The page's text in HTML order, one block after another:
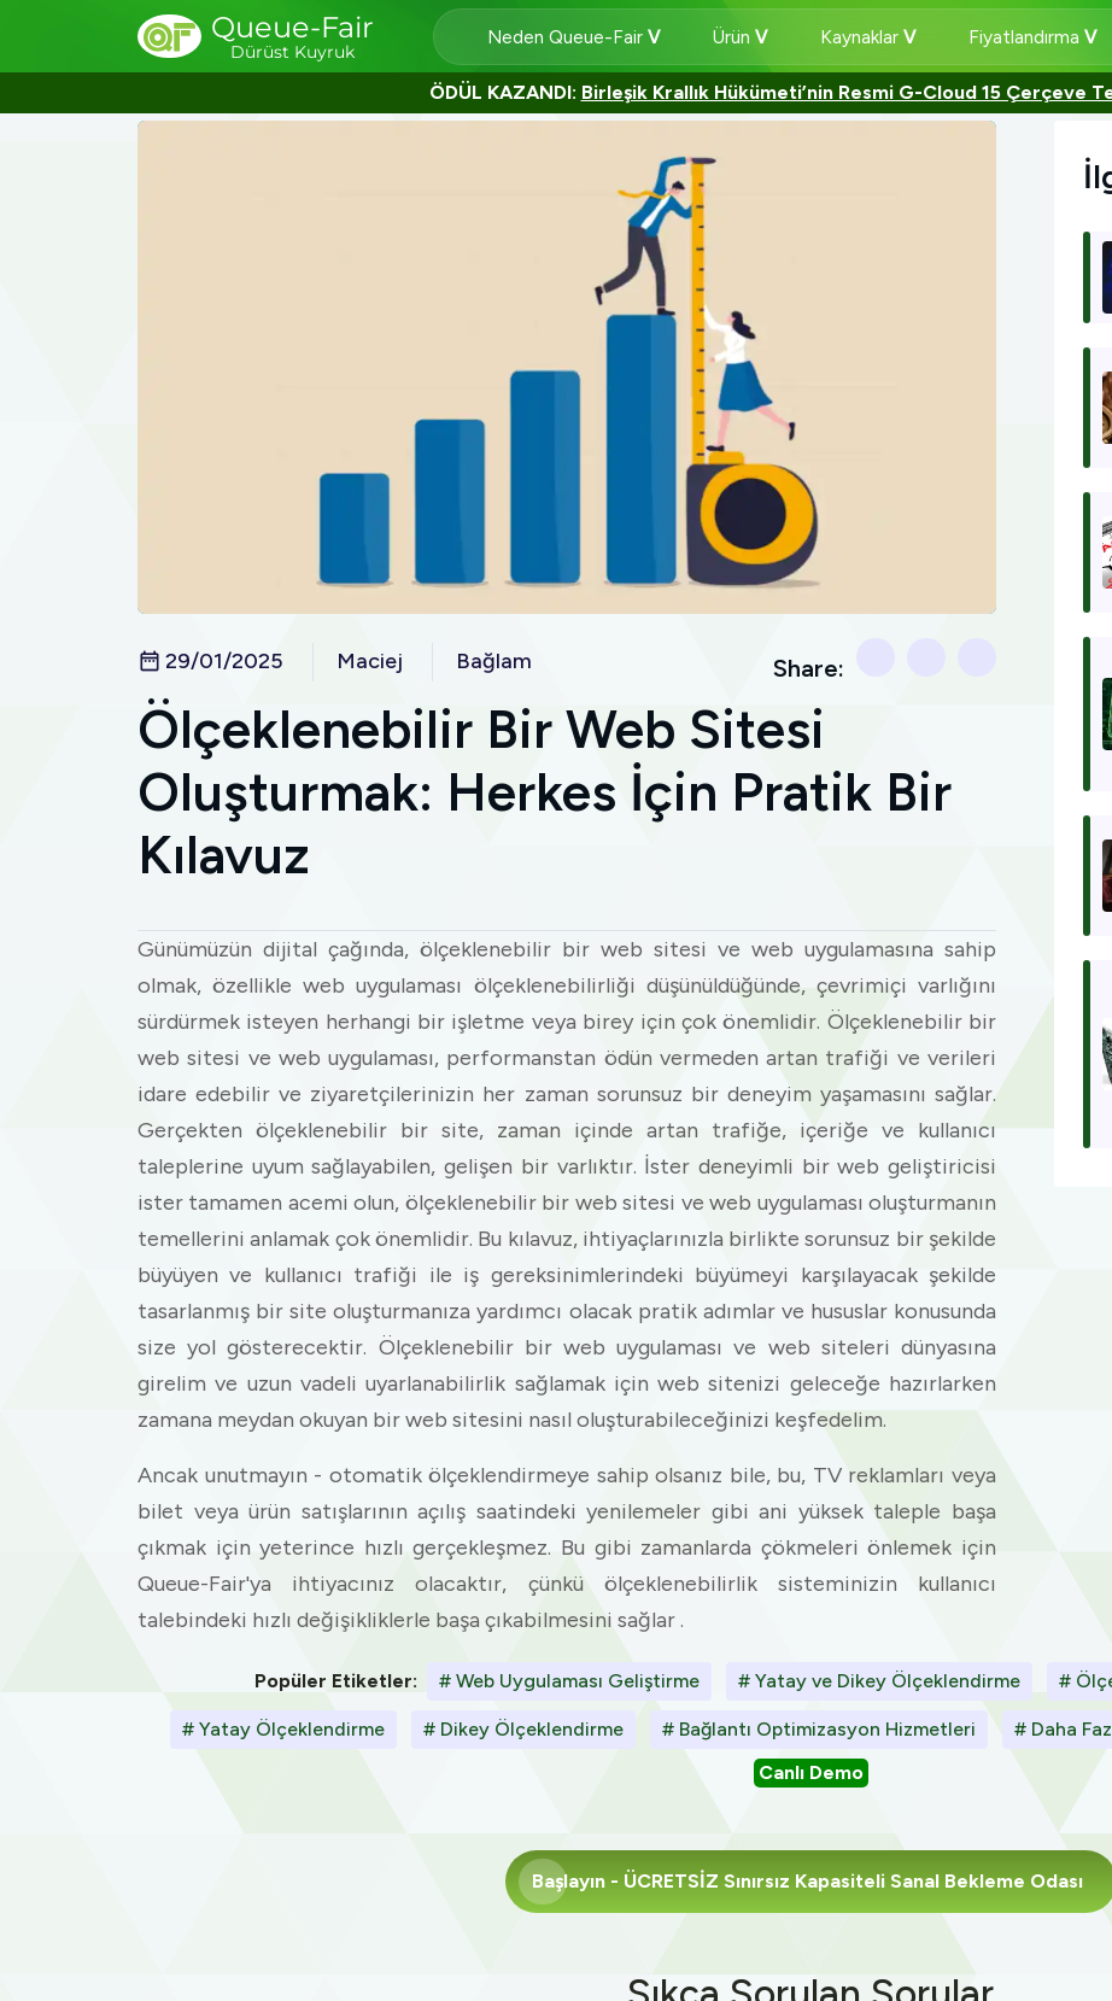
Queue-Fair
Dürüst Kuyruk
Neden Queue-Fair Ürün Kaynaklar Fiyatlandırma
ÖDÜL KAZANDI: Birleşik Krallık Hükümeti’nin Resmi G-Cloud 15 Çerçeve
29/01/2025 Maciej Bağlam Share:
Ölçeklenebilir Bir Web Sitesi
Oluşturmak: Herkes İçin Pratik Bir
Kılavuz
Günümüzün dijital çağında, ölçeklenebilir bir web sitesi ve web uygulamasına sahip
olmak, özellikle web uygulaması ölçeklenebilirliği düşünüldüğünde, çevrimiçi varlığını
sürdürmek isteyen herhangi bir işletme veya birey için çok önemlidir. Ölçeklenebilir bir
web sitesi ve web uygulaması, performanstan ödün vermeden artan trafiği ve verileri
idare edebilir ve ziyaretçilerinizin her zaman sorunsuz bir deneyim yaşamasını sağlar.
Gerçekten ölçeklenebilir bir site, zaman içinde artan trafiğe, içeriğe ve kullanıcı
taleplerine uyum sağlayabilen, gelişen bir varlıktır. İster deneyimli bir web geliştiricisi
ister tamamen acemi olun, ölçeklenebilir bir web sitesi ve web uygulaması oluşturmanın
temellerini anlamak çok önemlidir. Bu kılavuz, ihtiyaçlarınızla birlikte sorunsuz bir şekilde
büyüyen ve kullanıcı trafiği ile iş gereksinimlerindeki büyümeyi karşılayacak şekilde
tasarlanmış bir site oluşturmanıza yardımcı olacak pratik adımlar ve hususlar konusunda
size yol gösterecektir. Ölçeklenebilir bir web uygulaması ve web siteleri dünyasına
girelim ve uzun vadeli uyarlanabilirlik sağlamak için web sitenizi geleceğe hazırlarken
zamana meydan okuyan bir web sitesini nasıl oluşturabileceğinizi keşfedelim.
Ancak unutmayın - otomatik ölçeklendirmeye sahip olsanız bile, bu, TV reklamları veya
bilet veya ürün satışlarının açılış saatindeki yenilemeler gibi ani yüksek taleple başa
çıkmak için yeterince hızlı gerçekleşmez. Bu gibi zamanlarda çökmeleri önlemek için
Queue-Fair'ya ihtiyacınız olacaktır, çünkü ölçeklenebilirlik sisteminizin kullanıcı
talebindeki hızlı değişikliklerle başa çıkabilmesini sağlar .
Popüler Etiketler: # Web Uygulaması Geliştirme # Yatay ve Dikey Ölçeklendirme #
# Yatay Ölçeklendirme # Dikey Ölçeklendirme # Bağlantı Optimizasyon Hizmetleri # Daha
Canlı Demo
Başlayın- ÜCRETSİZ Sınırsız Kapasiteli Sanal Bekleme Odası